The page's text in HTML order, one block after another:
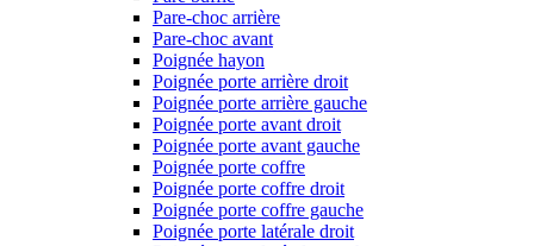
Pare-choc arrière
Pare-choc avant
Poignée hayon
Poignée porte arrière droit
Poignée porte arrière gauche
Poignée porte avant droit
Poignée porte avant gauche
Poignée porte coffre
Poignée porte coffre droit
Poignée porte coffre gauche
Poignée porte latérale droit